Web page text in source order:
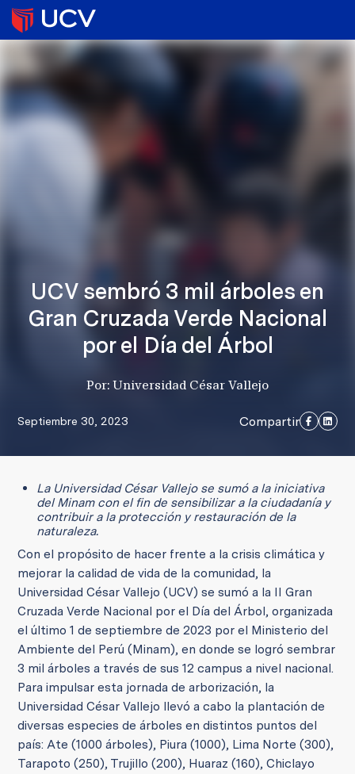
UCV sembró 3 mil árboles en
Gran Cruzada Verde Nacional
por el Día del Árbol
Por: Universidad César Vallejo
Septiembre 30, 2023 Compartir
La Universidad César Vallejo se sumó a la iniciativa
del Minam con el fin de sensibilizar a la ciudadanía y
contribuir a la protección y restauración de la
naturaleza.
Con el propósito de hacer frente a la crisis climática y
mejorar la calidad de vida de la comunidad, la
Universidad César Vallejo (UCV) se sumó a la II Gran
Cruzada Verde Nacional por el Día del Árbol, organizada
el último 1 de septiembre de 2023 por el Ministerio del
Ambiente del Perú (Minam), en donde se logró sembrar
3 mil árboles a través de sus 12 campus a nivel nacional.
Para impulsar esta jornada de arborización, la
Universidad César Vallejo llevó a cabo la plantación de
diversas especies de árboles en distintos puntos del
país: Ate (1000 árboles), Piura (1000), Lima Norte (300),
Tarapoto (250), Trujillo (200), Huaraz (160), Chiclayo